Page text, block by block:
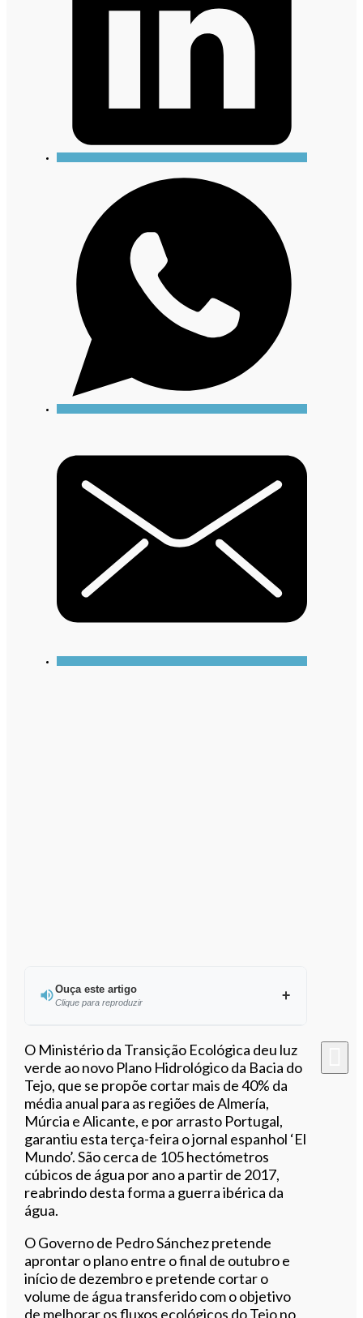
Ouça este artigo
Clique para reproduzir
Ouvir este artigo
O Ministério da Transição Ecológica deu luz
verde ao novo Plano Hidrológico da Bacia do
Tejo, que se propõe cortar mais de 40% da
média anual para as regiões de Almería,
Múrcia e Alicante, e por arrasto Portugal,
garantiu esta terça-feira o jornal espanhol ‘El
Mundo’. São cerca de 105 hectómetros
cúbicos de água por ano a partir de 2017,
reabrindo desta forma a guerra ibérica da
água.
O Governo de Pedro Sánchez pretende
aprontar o plano entre o final de outubro e
início de dezembro e pretende cortar o
volume de água transferido com o objetivo
de melhorar os fluxos ecológicos do Tejo no